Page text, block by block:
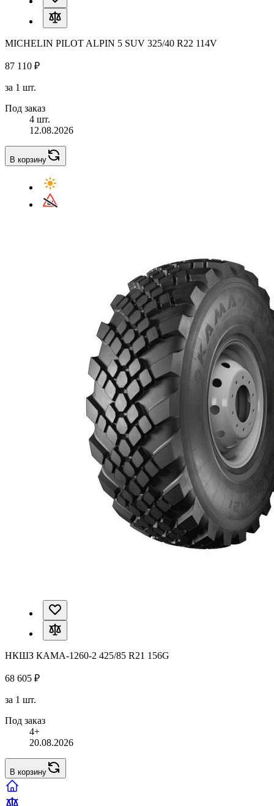
MICHELIN PILOT ALPIN 5 SUV 325/40 R22 114V
87 110 ₽
за 1 шт.
Под заказ
4 шт.
12.08.2026
В корзину
НКШЗ КАМА-1260-2 425/85 R21 156G
68 605 ₽
за 1 шт.
Под заказ
4+
20.08.2026
В корзину